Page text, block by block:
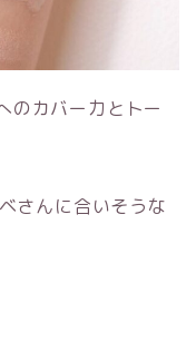
のカバー力とトー
さんに合いそうな